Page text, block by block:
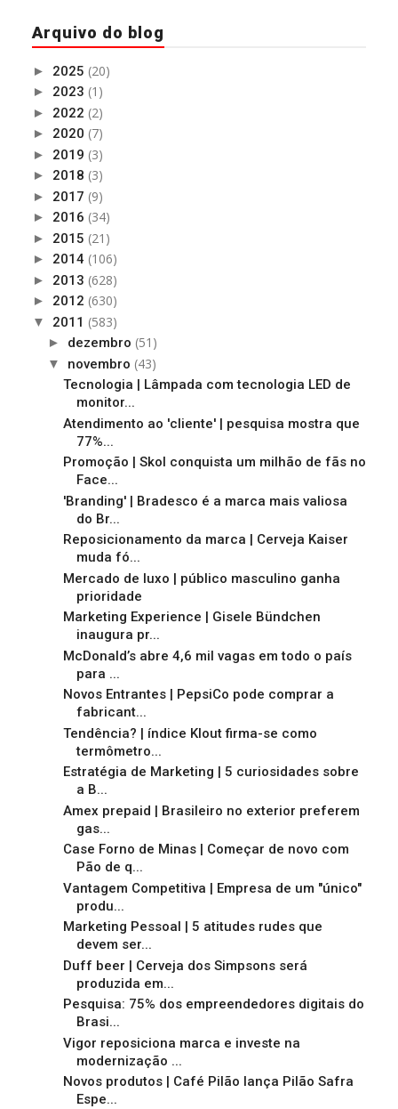
Arquivo do blog
► 2025 (20)
► 2023 (1)
► 2022 (2)
► 2020 (7)
► 2019 (3)
► 2018 (3)
► 2017 (9)
► 2016 (34)
► 2015 (21)
► 2014 (106)
► 2013 (628)
► 2012 (630)
▼ 2011 (583)
► dezembro (51)
▼ novembro (43)
Tecnologia | Lâmpada com tecnologia LED de
monitor...
Atendimento ao 'cliente' | pesquisa mostra que
77%...
Promoção | Skol conquista um milhão de fãs no
Face...
'Branding' | Bradesco é a marca mais valiosa
do Br...
Reposicionamento da marca | Cerveja Kaiser
muda fó...
Mercado de luxo | público masculino ganha
prioridade
Marketing Experience | Gisele Bündchen
inaugura pr...
McDonald’s abre 4,6 mil vagas em todo o país
para ...
Novos Entrantes | PepsiCo pode comprar a
fabricant...
Tendência? | índice Klout firma-se como
termômetro...
Estratégia de Marketing | 5 curiosidades sobre
a B...
Amex prepaid | Brasileiro no exterior preferem
gas...
Case Forno de Minas | Começar de novo com
Pão de q...
Vantagem Competitiva | Empresa de um "único"
produ...
Marketing Pessoal | 5 atitudes rudes que
devem ser...
Duff beer | Cerveja dos Simpsons será
produzida em...
Pesquisa: 75% dos empreendedores digitais do
Brasi...
Vigor reposiciona marca e investe na
modernização ...
Novos produtos | Café Pilão lança Pilão Safra
Espe...